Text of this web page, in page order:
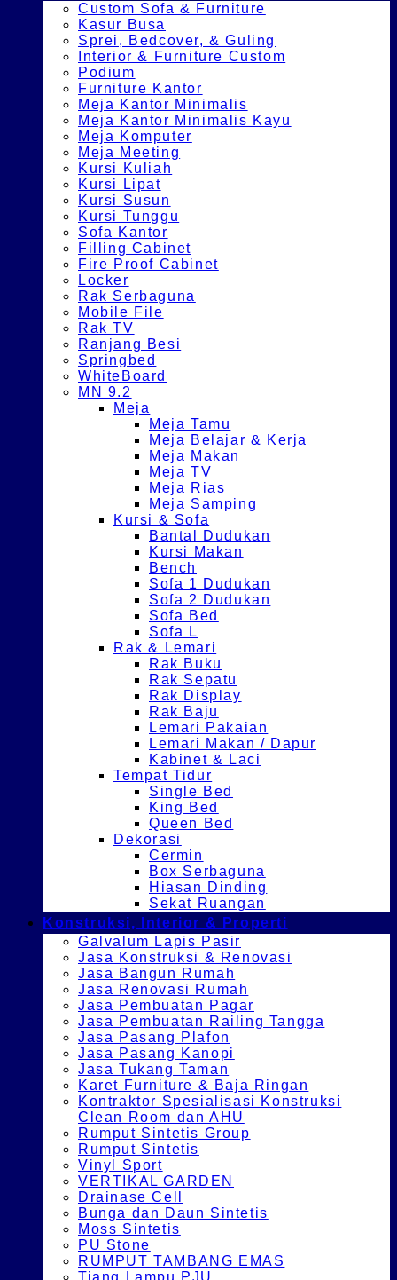
Custom Sofa & Furniture
Kasur Busa
Sprei, Bedcover, & Guling
Interior & Furniture Custom
Podium
Furniture Kantor
Meja Kantor Minimalis
Meja Kantor Minimalis Kayu
Meja Komputer
Meja Meeting
Kursi Kuliah
Kursi Lipat
Kursi Susun
Kursi Tunggu
Sofa Kantor
Filling Cabinet
Fire Proof Cabinet
Locker
Rak Serbaguna
Mobile File
Rak TV
Ranjang Besi
Springbed
WhiteBoard
MN 9.2
Meja
Meja Tamu
Meja Belajar & Kerja
Meja Makan
Meja TV
Meja Rias
Meja Samping
Kursi & Sofa
Bantal Dudukan
Kursi Makan
Bench
Sofa 1 Dudukan
Sofa 2 Dudukan
Sofa Bed
Sofa L
Rak & Lemari
Rak Buku
Rak Sepatu
Rak Display
Rak Baju
Lemari Pakaian
Lemari Makan / Dapur
Kabinet & Laci
Tempat Tidur
Single Bed
King Bed
Queen Bed
Dekorasi
Cermin
Box Serbaguna
Hiasan Dinding
Sekat Ruangan
Konstruksi, Interior & Properti
Galvalum Lapis Pasir
Jasa Konstruksi & Renovasi
Jasa Bangun Rumah
Jasa Renovasi Rumah
Jasa Pembuatan Pagar
Jasa Pembuatan Railing Tangga
Jasa Pasang Plafon
Jasa Pasang Kanopi
Jasa Tukang Taman
Karet Furniture & Baja Ringan
Kontraktor Spesialisasi Konstruksi
Clean Room dan AHU
Rumput Sintetis Group
Rumput Sintetis
Vinyl Sport
VERTIKAL GARDEN
Drainase Cell
Bunga dan Daun Sintetis
Moss Sintetis
PU Stone
RUMPUT TAMBANG EMAS
Tiang Lampu PJU